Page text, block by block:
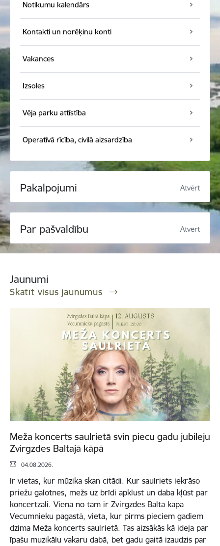
Notikumu kalendārs
Kontakti un norēķinu konti
Vakances
Izsoles
Vēja parku attīstība
Operatīvā rīcība, civilā aizsardzība
Pakalpojumi Atvērt
Par pašvaldību Atvērt
Jaunumi
Skatīt visus jaunumus
Meža koncerts saulrietā svin piecu gadu jubileju
Zvirgzdes Baltajā kāpā
04.08.2026.
Ir vietas, kur mūzika skan citādi. Kur saulriets iekrāso
priežu galotnes, mežs uz brīdi apklust un daba kļūst par
koncertzāli. Viena no tām ir Zvirgzdes Baltā kāpa
Vecumnieku pagastā, vieta, kur pirms pieciem gadiem
dzima Meža koncerts saulrietā. Tas aizsākās kā ideja par
īpašu muzikālu vakaru dabā, bet gadu gaitā izaudzis par